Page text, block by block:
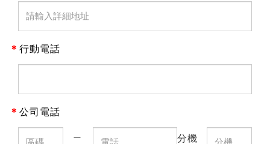
＊ 行動電話
＊ 公司電話
分機